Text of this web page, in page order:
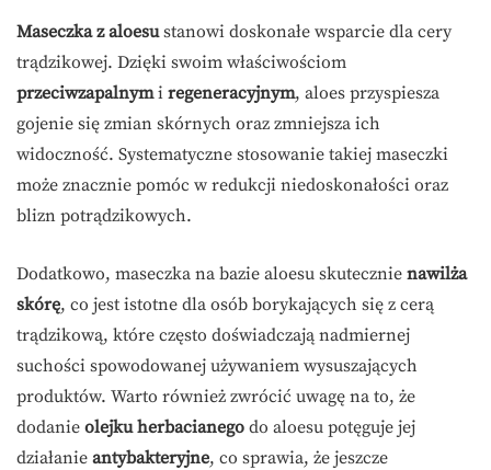
Maseczka z aloesustanowi doskonałe wsparcie dla cery
trądzikowej. Dzięki swoim właściwościom
przeciwzapalnymi regeneracyjnym, aloes przyspiesza
gojenie się zmian skórnych oraz zmniejsza ich
widoczność. Systematyczne stosowanie takiej maseczki
może znacznie pomóc w redukcji niedoskonałości oraz
blizn potrądzikowych.
Dodatkowo, maseczka na bazie aloesu skutecznie nawilża
skórę, co jest istotne dla osób borykających się z cerą
trądzikową, które często doświadczają nadmiernej
suchości spowodowanej używaniem wysuszających
produktów. Warto również zwrócić uwagę na to, że
dodanie olejku herbacianego do aloesu potęguje jej
działanie antybakteryjne, co sprawia, że jeszcze